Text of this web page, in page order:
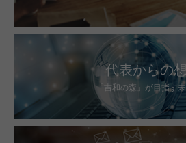
代表からの
「吉和の森」が目指す